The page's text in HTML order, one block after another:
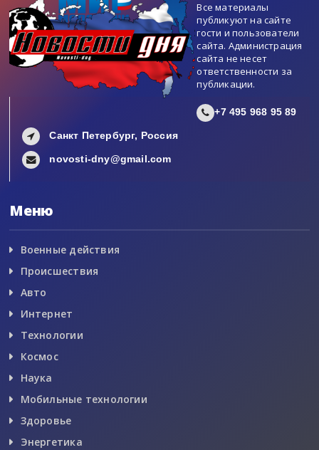
Все материалы
публикуют на сайте
гости и пользователи
сайта. Администрация
сайта не несет
ответственности за
публикации.
+7 495 968 95 89
Санкт Петербург, Россия
novosti-dny@gmail.com
Меню
Военные действия
Происшествия
Авто
Интернет
Технологии
Космос
Наука
Мобильные технологии
Здоровье
Энергетика